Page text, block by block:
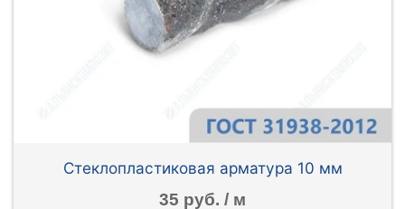
Стеклопластиковая арматура 10 мм
35 руб. / м